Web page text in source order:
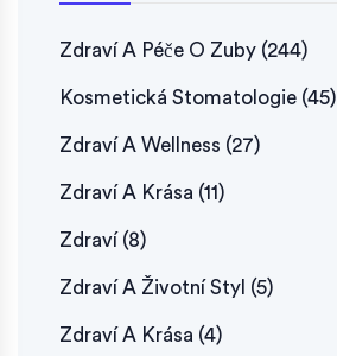
Zdraví A Péče O Zuby (244)
Kosmetická Stomatologie (45)
Zdraví A Wellness (27)
Zdraví A Krása (11)
Zdraví (8)
Zdraví A Životní Styl (5)
Zdraví A Krása (4)